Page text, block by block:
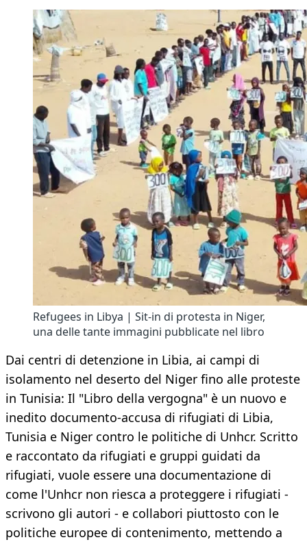
Refugees in Libya | Sit-in di protesta in Niger,
una delle tante immagini pubblicate nel libro
Dai centri di detenzione in Libia, ai campi di
isolamento nel deserto del Niger fino alle proteste
in Tunisia: Il "Libro della vergogna" è un nuovo e
inedito documento-accusa di rifugiati di Libia,
Tunisia e Niger contro le politiche di Unhcr. Scritto
e raccontato da rifugiati e gruppi guidati da
rifugiati, vuole essere una documentazione di
come l'Unhcr non riesca a proteggere i rifugiati -
scrivono gli autori - e collabori piuttosto con le
politiche europee di contenimento, mettendo a